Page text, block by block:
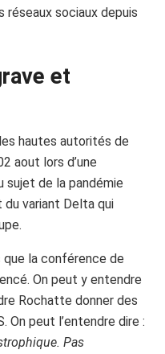
réseaux sociaux depuis
et
hautes autorités de
aout lors d’une
sujet de la pandémie
variant Delta qui
la conférence de
On peut y entendre
Rochatte donner des
On peut l’entendre dire :
Pas